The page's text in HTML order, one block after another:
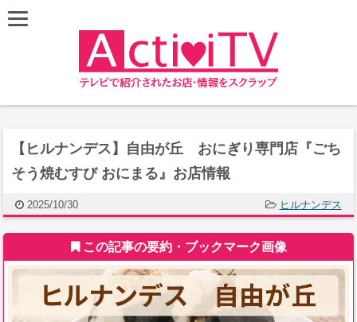
【ヒルナンデス】自由が丘 おにぎり専門店『ごち
そう焼むすび おにまる』お店情報
2025/10/30 ヒルナンデス
この記事の要約・ブックマーク画像